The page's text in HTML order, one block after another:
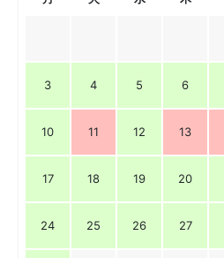
3 4 5 6
10 11 12 13
17 18 19 20
24 25 26 27